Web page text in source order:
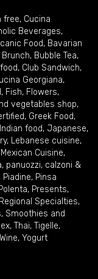
free, Cucina
Beverages,
Food, Bavarian
Brunch, Bubble Tea,
, Club Sandwich,
Georgiana,
, Fish, Flowers,
vegetables shop,
, Greek Food,
Indian food, Japanese,
, Lebanese cuisine,
Mexican Cuisine,
, panuozzi, calzoni &
, Piadine, Pinsa
, Presents,
Regional Specialties,
, Smoothies and
, Thai, Tigelle,
Wine, Yogurt